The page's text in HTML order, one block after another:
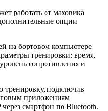
работать от маховика
опции
на бортовом компьютере
тренировки: время,
сопротивления и
тренировку, подключив
приложениям
смартфон по Bluetooth.